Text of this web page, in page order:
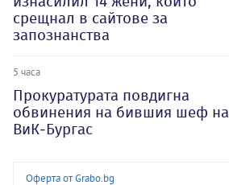
срещнал в сайтове за
запознанства
5 часа
Прокуратурата повдигна
обвинения на бившия шеф на
ВиК-Бургас
Оферта от Grabo.bg